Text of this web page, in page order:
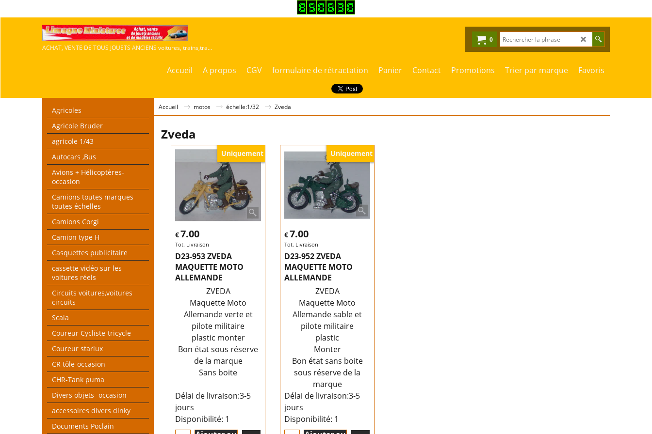
ACHAT, VENTE DE TOUS JOUETS ANCIENS voitures, trains,travaux publics,agricoles
0
Accueil A propos CGV formulaire de rétractation Panier Contact Promotions Trier par marque Favoris
Agricoles
Agricole Bruder
agricole 1/43
Autocars ,Bus
Avions + Hélicoptères-
occasion
Camions toutes marques
toutes échelles
Camions Corgi
Camion type H
Casquettes publicitaire
cassette vidéo sur les
voitures réels
Circuits voitures,voitures
circuits
Scala
Coureur Cycliste-tricycle
Coureur starlux
CR tôle-occasion
CHR-Tank puma
Divers objets -occasion
accessoires divers dinky
Documents Poclain
Accueil motos échelle:1/32 Zveda
Zveda
Uniquement
€7.00
Tot. Livraison
D23-953 ZVEDA
MAQUETTE MOTO
ALLEMANDE
ZVEDA
Maquette Moto
Allemande verte et
pilote militaire
plastic monter
Bon état sous réserve
de la marque
Sans boite
Délai de livraison:3-5
jours
Disponibilité: 1
Uniquement
€7.00
Tot. Livraison
D23-952 ZVEDA
MAQUETTE MOTO
ALLEMANDE
ZVEDA
Maquette Moto
Allemande sable et
pilote militaire
plastic
Monter
Bon état sans boite
sous réserve de la
marque
Délai de livraison:3-5
jours
Disponibilité: 1